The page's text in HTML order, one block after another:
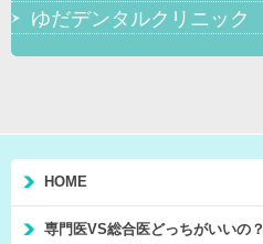
ゆだデンタルクリニック
HOME
専門医VS総合医どっちがいいの？